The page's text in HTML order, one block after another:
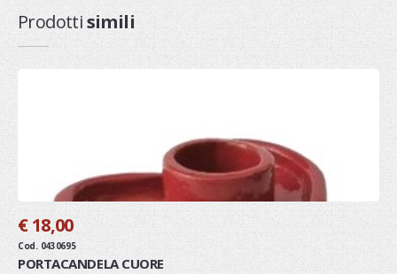
Prodottisimili
€ 18,00
Cod. 0430695
PORTACANDELA CUORE